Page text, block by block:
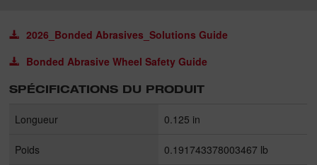
2026_Bonded Abrasives_Solutions Guide
Bonded Abrasive Wheel Safety Guide
SPÉCIFICATIONS DU PRODUIT
Longueur 0.125 in
Poids 0.191743378003467 lb